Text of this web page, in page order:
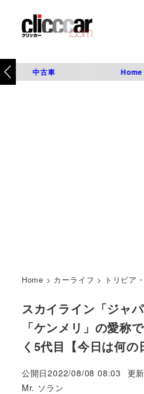
中古車 Home
Home > カーライフ > トリビア
スカイライン「ジャ
「ケンメリ」の愛称
く5代目【今日は何の
公開日2022/08/08 08:03 更
著
Mr. ソラン